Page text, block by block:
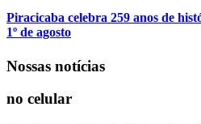
Piracicaba celebra 259 anos de
1º de agosto
Nossas notícias
no celular